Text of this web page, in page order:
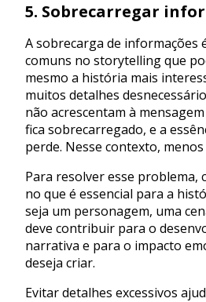
5. Sobrecarregar
A sobrecarga de informações
comuns no storytelling que
mesmo a história mais
muitos detalhes
não acrescentam à
fica sobrecarregado, e a
perde. Nesse contexto,
Para resolver esse problema,
no que é essencial para a
seja um personagem, uma
deve contribuir para o
narrativa e para o impacto
deseja criar.
Evitar detalhes excessivos